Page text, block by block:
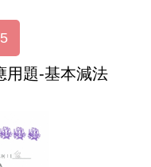
用題-基本減法